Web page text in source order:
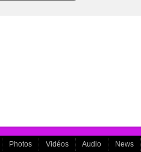
Photos Vidéos Audio News